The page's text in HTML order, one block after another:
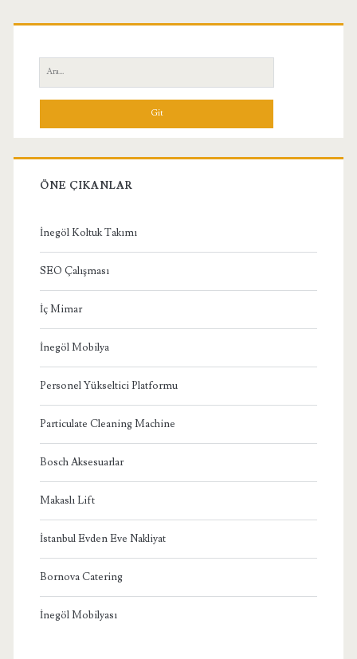
Birincil
Yan
Menü
Ara:
ÖNE ÇIKANLAR
İnegöl Koltuk Takımı
SEO Çalışması
İç Mimar
İnegöl Mobilya
Personel Yükseltici Platformu
Particulate Cleaning Machine
Bosch Aksesuarlar
Makaslı Lift
İstanbul Evden Eve Nakliyat
Bornova Catering
İnegöl Mobilyası